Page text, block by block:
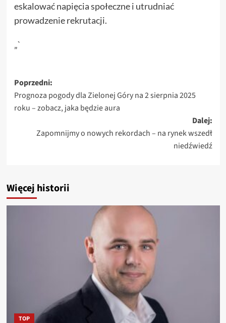
eskalować napięcia społeczne i utrudniać
prowadzenie rekrutacji.
„`
Zobacz
wpisy
Poprzedni:
Prognoza pogody dla Zielonej Góry na 2 sierpnia 2025
roku – zobacz, jaka będzie aura
Dalej:
Zapomnijmy o nowych rekordach – na rynek wszedł
niedźwiedź
Więcej historii
TOP